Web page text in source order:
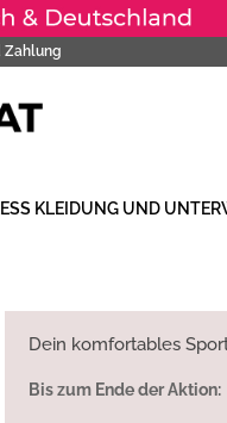
Zahlung
KLEIDUNG UND
Dein komfortables
Bis zum Ende der Aktion: